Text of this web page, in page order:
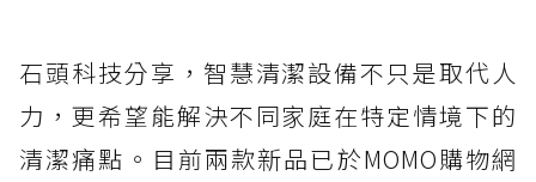
石頭科技分享，智慧清潔設備不只是取代人
力，更希望能解決不同家庭在特定情境下的
清潔痛點。目前兩款新品已於MOMO購物網